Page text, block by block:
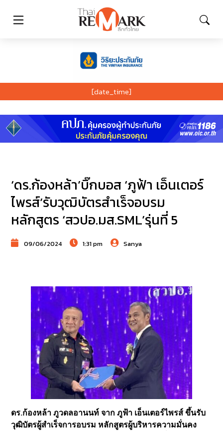
[date_time]
‘ดร.ก้องหล้า’บิ๊กบอส ‘ภูฟ้า เอ็นเตอร์
ไพรส์’รับวุฒิบัตรสำเร็จอบรม
หลักสูตร ‘สวปอ.มส.SML’รุ่นที่ 5
09/06/2024 1:31 pm Sanya
ดร.ก้องหล้า ภูวดลอานนท์ จาก ภูฟ้า เอ็นเตอร์ไพรส์ ขึ้นรับ
วุฒิบัตรผู้สำเร็จการอบรม หลักสูตรผู้บริหารความมั่นคง